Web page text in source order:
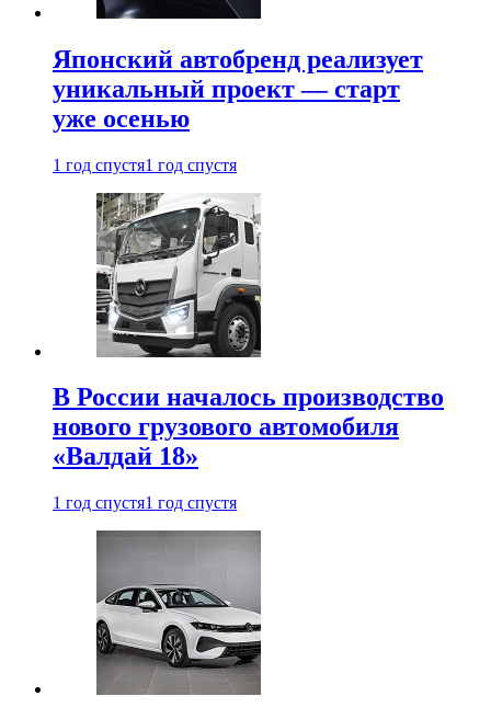
Японский автобренд реализует
уникальный проект — старт
уже осенью
1 год спустя1 год спустя
В России началось производство
нового грузового автомобиля
«Валдай 18»
1 год спустя1 год спустя